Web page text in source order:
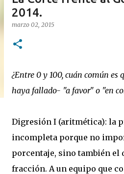
2014.
marzo 02, 2015
¿Entre 0 y 100, cuán común es
haya fallado- "a favor" o "en
Digresión I (aritmética): la
incompleta porque no
porcentaje, sino también el
fracción. A un equipo que